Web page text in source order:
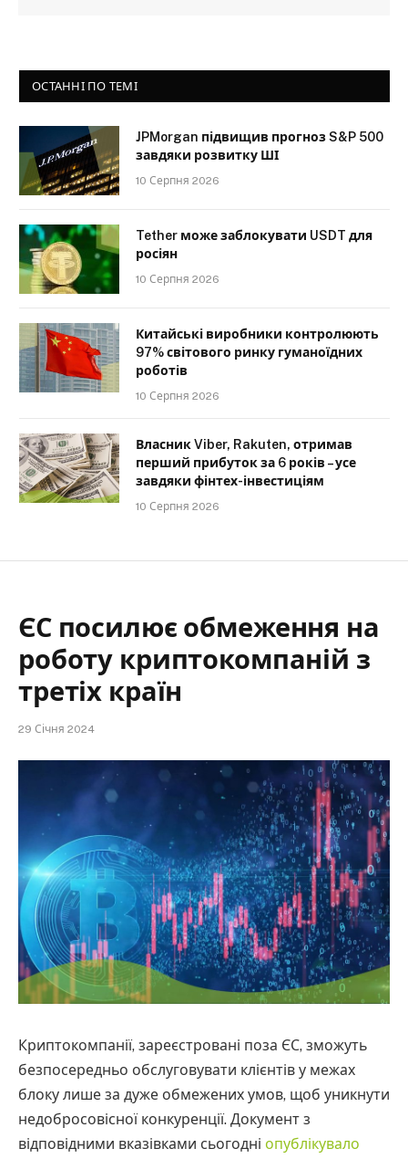
ОСТАННІ ПО ТЕМІ
JPMorgan підвищив прогноз S&P 500
завдяки розвитку ШІ
10 Серпня 2026
Tether може заблокувати USDT для
росіян
10 Серпня 2026
Китайські виробники контролюють
97% світового ринку гуманоїдних
роботів
10 Серпня 2026
Власник Viber, Rakuten, отримав
перший прибуток за 6 років – усе
завдяки фінтех-інвестиціям
10 Серпня 2026
ЄС посилює обмеження на
роботу криптокомпаній з
третіх країн
29 Січня 2024
Криптокомпанії, зареєстровані поза ЄС, зможуть
безпосередньо обслуговувати клієнтів у межах
блоку лише за дуже обмежених умов, щоб уникнути
недобросовісної конкуренції. Документ з
відповідними вказівками сьогодні опублікувало